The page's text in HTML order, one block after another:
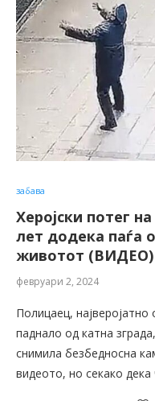
забава
Херојски потег
лет додека паѓа
животот (ВИДЕО)
февруари 2, 2024
Полицаец,
паднало од катна
снимила безбедносна
видеото, но секако